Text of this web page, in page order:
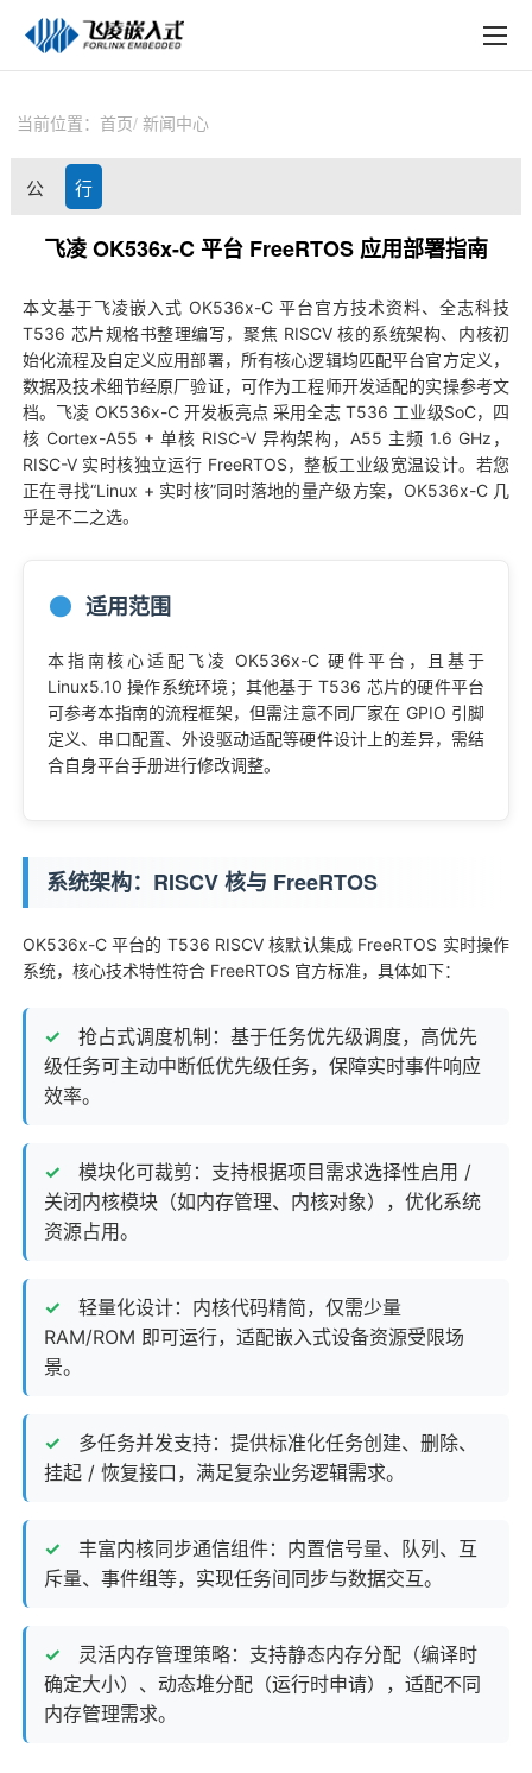
技术与支持
在线文档
方案定制
关于飞凌
天猫商城
淘宝商城
新闻中心
在线购买
当前位置： 首页 新闻中心
公
态
行
业
讯
飞凌 OK536x-C 平台 FreeRTOS 应用部署指南
本文基于飞凌嵌入式 OK536x-C 平台官方技术资料、全志科技
T536 芯片规格书整理编写，聚焦 RISCV 核的系统架构、内核初
始化流程及自定义应用部署，所有核心逻辑均匹配平台官方定义，
数据及技术细节经原厂验证，可作为工程师开发适配的实操参考文
档。 飞凌 OK536x-C开发板亮点 采用全志 T536 工业级SoC，四
核 Cortex-A55 + 单核 RISC-V 异构架构，A55 主频 1.6 GHz，
RISC-V 实时核独立运行 FreeRTOS，整板工业级宽温设计。若您
正在寻找“Linux + 实时核”同时落地的量产级方案，OK536x-C 几
乎是不二之选。
适用范围
本指南核心适配飞凌 OK536x-C 硬件平台，且基于
Linux5.10 操作系统环境；其他基于 T536 芯片的硬件平台
可参考本指南的流程框架，但需注意不同厂家在 GPIO 引脚
定义、串口配置、外设驱动适配等硬件设计上的差异，需结
合自身平台手册进行修改调整。
系统架构：RISCV 核与 FreeRTOS
OK536x-C 平台的 T536 RISCV 核默认集成 FreeRTOS 实时操作
系统，核心技术特性符合 FreeRTOS 官方标准，具体如下：
抢占式调度机制：基于任务优先级调度，高优先
级任务可主动中断低优先级任务，保障实时事件响应
效率。
模块化可裁剪：支持根据项目需求选择性启用 /
关闭内核模块（如内存管理、内核对象），优化系统
资源占用。
轻量化设计：内核代码精简，仅需少量
RAM/ROM 即可运行，适配嵌入式设备资源受限场
景。
多任务并发支持：提供标准化任务创建、删除、
挂起 / 恢复接口，满足复杂业务逻辑需求。
丰富内核同步通信组件：内置信号量、队列、互
斥量、事件组等，实现任务间同步与数据交互。
灵活内存管理策略：支持静态内存分配（编译时
确定大小）、动态堆分配（运行时申请），适配不同
内存管理需求。